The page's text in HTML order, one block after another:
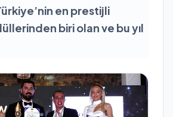
en prestijli
biri olan ve bu yıl